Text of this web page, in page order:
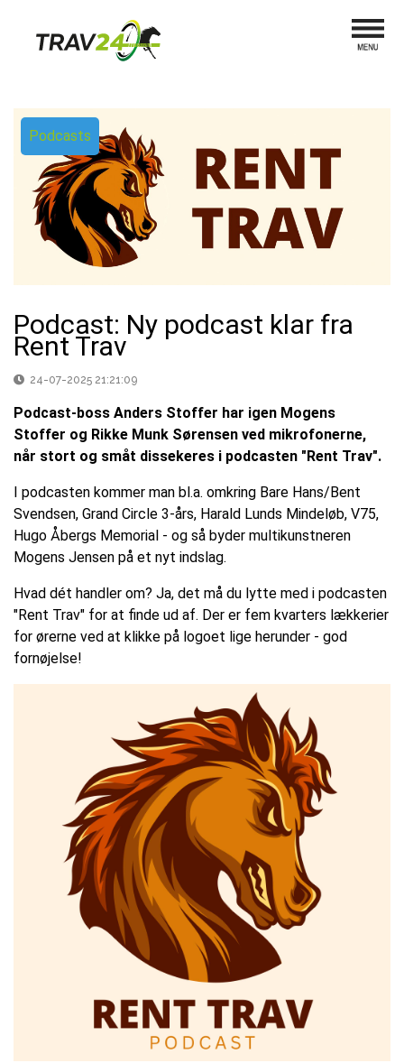
Podcasts
Podcast: Ny podcast klar fra
Rent Trav
24-07-2025 21:21:09
Podcast-boss Anders Stoffer har igen Mogens
Stoffer og Rikke Munk Sørensen ved mikrofonerne,
når stort og småt dissekeres i podcasten "Rent Trav".
I podcasten kommer man bl.a. omkring Bare Hans/Bent
Svendsen, Grand Circle 3-års, Harald Lunds Mindeløb, V75,
Hugo Åbergs Memorial - og så byder multikunstneren
Mogens Jensen på et nyt indslag.
Hvad dét handler om? Ja, det må du lytte med i podcasten
"Rent Trav" for at finde ud af. Der er fem kvarters lækkerier
for ørerne ved at klikke på logoet lige herunder - god
fornøjelse!